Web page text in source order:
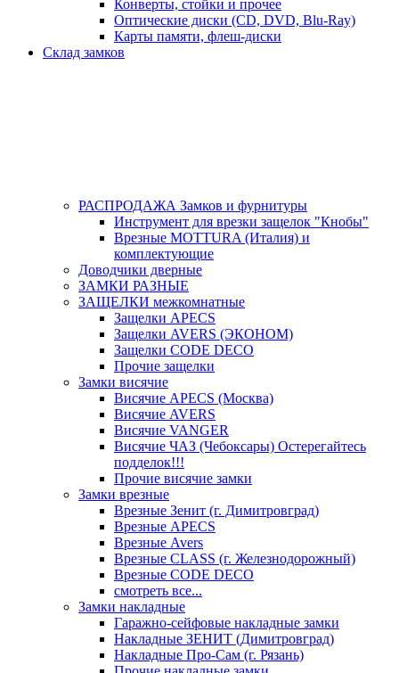
Конверты, стойки и прочее
Оптические диски (CD, DVD, Blu-Ray)
Карты памяти, флеш-диски
Склад замков
РАСПРОДАЖА Замков и фурнитуры
Инструмент для врезки защелок "Кнобы"
Врезные MOTTURA (Италия) и
комплектующие
Доводчики дверные
ЗАМКИ РАЗНЫЕ
ЗАЩЕЛКИ межкомнатные
Защелки APECS
Защелки AVERS (ЭКОНОМ)
Защелки CODE DECO
Прочие защелки
Замки висячие
Висячие APECS (Москва)
Висячие AVERS
Висячие VANGER
Висячие ЧАЗ (Чебоксары) Остерегайтесь
подделок!!!
Прочие висячие замки
Замки врезные
Врезные Зенит (г. Димитровград)
Врезные APECS
Врезные Avers
Врезные CLASS (г. Железнодорожный)
Врезные CODE DECO
смотреть все...
Замки накладные
Гаражно-сейфовые накладные замки
Накладные ЗЕНИТ (Димитровград)
Накладные Про-Сам (г. Рязань)